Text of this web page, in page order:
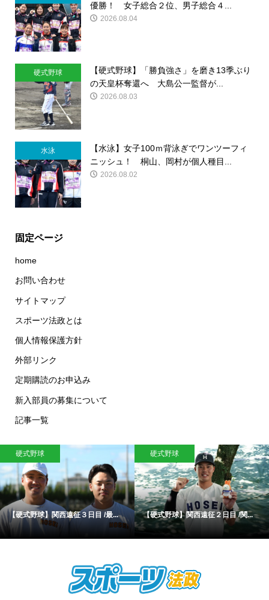
優勝！ 女子総合２位、男子総合４...
2026.08.04
硬式野球
【硬式野球】「勝負強さ」を磨き13季ぶり
の天皇杯奪還へ 大島公一監督が...
2026.08.03
水泳
【水泳】女子100ｍ背泳ぎでワンツーフィ
ニッシュ！ 桐山、岡村が個人種目...
2026.08.02
固定ページ
home
お問い合わせ
サイトマップ
スポーツ法政とは
個人情報保護方針
外部リンク
定期購読のお申込み
新入部員の募集について
記事一覧
硬式野球
【硬式野球】関西遠征３日目 /最...
硬式野球
【硬式野球】関西遠征２日目 /関...